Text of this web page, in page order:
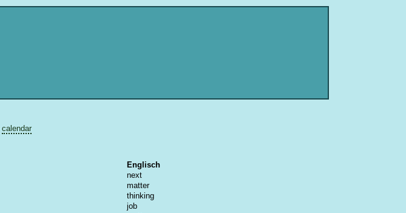
calendar
Englisch
next
matter
thinking
job